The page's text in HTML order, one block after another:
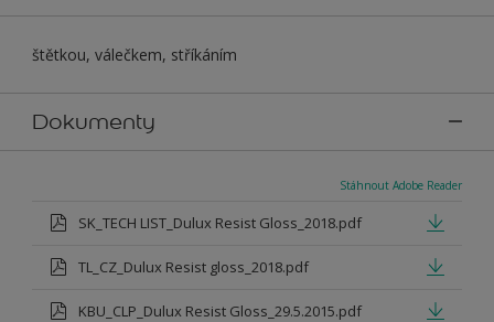
štětkou, válečkem, stříkáním
Dokumenty
Stáhnout Adobe Reader
SK_TECH LIST_Dulux Resist Gloss_2018.pdf
TL_CZ_Dulux Resist gloss_2018.pdf
KBU_CLP_Dulux Resist Gloss_29.5.2015.pdf